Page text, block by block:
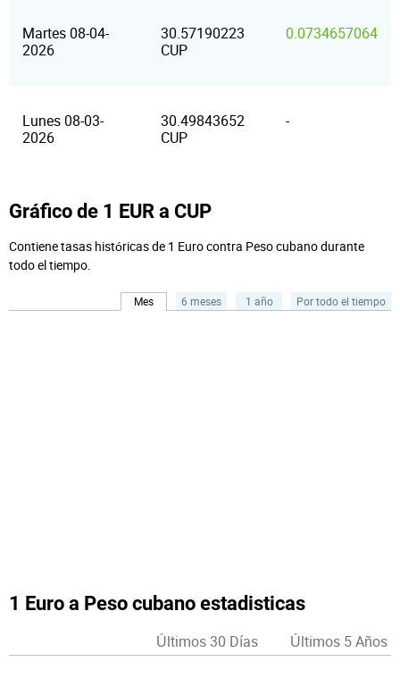
Martes 08-04-
2026
30.57190223
CUP
0.0734657064
Lunes 08-03-
2026
30.49843652
CUP
-
Gráfico de 1 EUR a CUP
Contiene tasas históricas de 1 Euro contra Peso cubano durante
todo el tiempo.
Mes 6 meses 1 año Por todo el tiempo
1 Euro a Peso cubano estadisticas
Últimos 30 Días Últimos 5 Años